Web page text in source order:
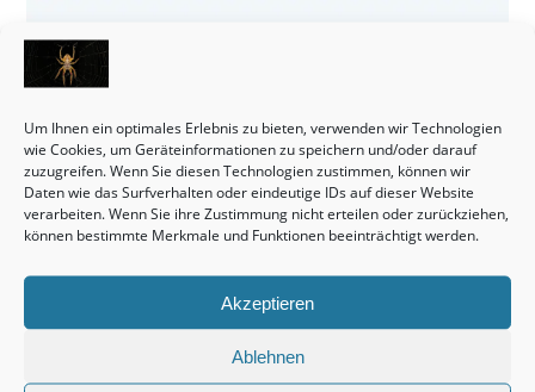
Um Ihnen ein optimales Erlebnis zu bieten, verwenden wir Technologien
wie Cookies, um Geräteinformationen zu speichern und/oder darauf
zuzugreifen. Wenn Sie diesen Technologien zustimmen, können wir
Daten wie das Surfverhalten oder eindeutige IDs auf dieser Website
verarbeiten. Wenn Sie ihre Zustimmung nicht erteilen oder zurückziehen,
können bestimmte Merkmale und Funktionen beeinträchtigt werden.
Akzeptieren
Ablehnen
Häuser bleiben tatsächlich eine wirklich interessante Sache.